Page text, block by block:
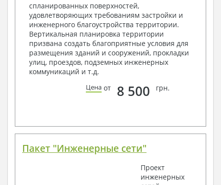
Архитектурные узлы в конструкциях
2. Конструктивный раздел:
Общие данные по проекту
Схемы расположения и расчеты фундаментов
Элементы каркаса – схемы расположения
Схема расположения перекрытий
Опоры перекрытия на стены или Узлы
Элементы кровли – схемы расположения
3. Инженерный раздел (приобретается по желанию
за дополнительную плату):
Условные обозначения с общими данными
спланированных поверхностей,
удовлетворяющих требованиям застройки и
инженерного благоустройства территории.
Вертикальная планировка территории
призвана создать благоприятные условия для
размещения зданий и сооружений, прокладки
улиц, проездов, подземных инженерных
коммуникаций и т.д.
Цена от 8 500 грн.
Пакет "Инженерные сети"
Проект
инженерных